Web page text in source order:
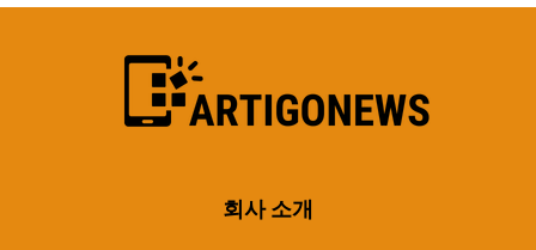
회사 소개